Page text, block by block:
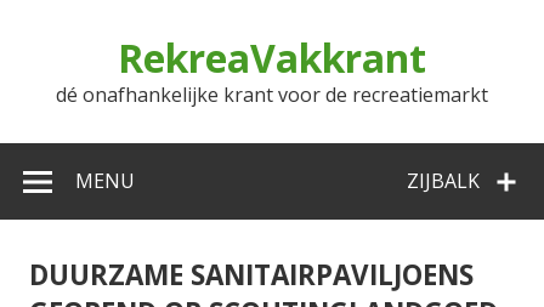
RekreaVakkrant
dé onafhankelijke krant voor de recreatiemarkt
ZIJBALK
MENU
DUURZAME SANITAIRPAVILJOENS